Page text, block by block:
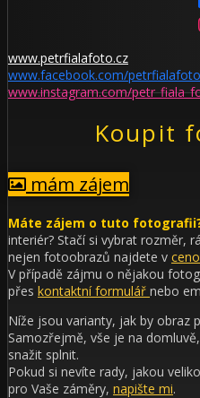
www.petrfialafoto.cz
www.facebook.com/petrfialafoto
www.instagram.com/
Koupit
mám zájem
Máte zájem o tuto
interiér? Stačí si vybrat rozměr,
nejen fotoobrazů najdete v
V případě zájmu o nějakou
přes kontaktní formulář nebo
Níže jsou varianty, jak by obraz
Samozřejmě, vše je na
snažit splnit.
Pokud si nevíte rady, jakou
pro Vaše záměry, napište mi.